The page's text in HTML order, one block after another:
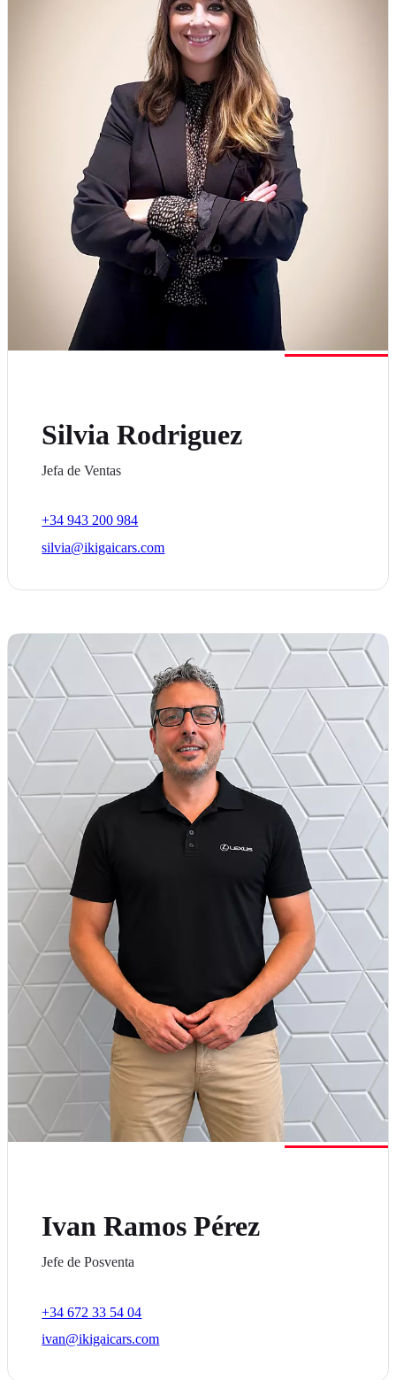
Silvia Rodriguez
Jefa de Ventas
+34 943 200 984
silvia@ikigaicars.com
Ivan Ramos Pérez
Jefe de Posventa
+34 672 33 54 04
ivan@ikigaicars.com